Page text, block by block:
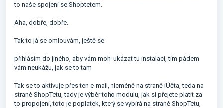
to naše spojení se Shoptetem.
Aha, dobře, dobře.
Tak to já se omlouvám, ještě se
přihlásím do jiného, aby vám mohl ukázat tu instalaci, tím pádem
vám neukážu, jak se to tam
Tak se to aktivuje přes ten e-mail, nicméně na straně iÚčta, teda na
straně ShopTetu, tady je výběr toho modulu, jak si přejete platit za
to propojení, toto je poplatek, který se vybírá na straně ShopTetu,